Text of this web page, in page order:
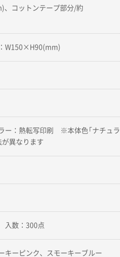
コットンテープ部分/約
W150×H90(mm)
ー：熱転写印刷 ※本体色「ナチュラ
が異なります
数：300点
キーピンク、スモーキーブルー